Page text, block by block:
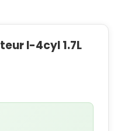
I-4cyl 1.7L